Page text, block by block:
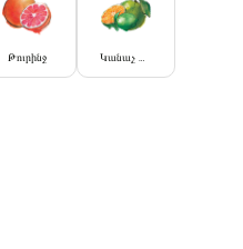
Թուրինջ Կանաչ Նարինջ և Լայմ